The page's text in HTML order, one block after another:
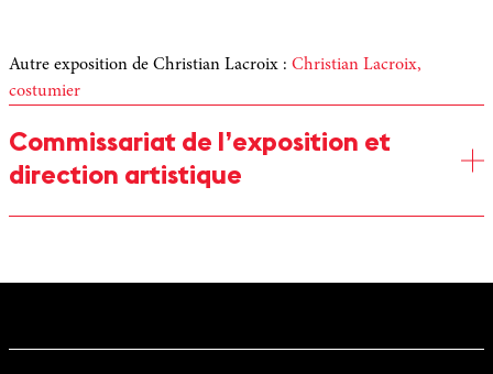
Autre exposition de Christian Lacroix : Christian Lacroix,
costumier
Commissariat de l’exposition et
direction artistique
Direction artistique
études de lettres classiques et d’histoire de l’art, il ne s’imagine